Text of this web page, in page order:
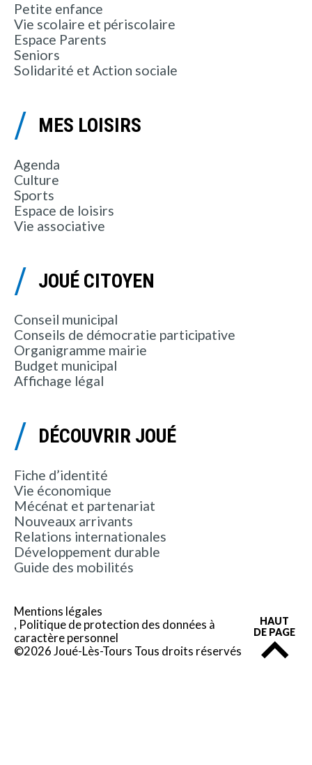
Petite enfance
Vie scolaire et périscolaire
Espace Parents
Seniors
Solidarité et Action sociale
MES LOISIRS
Agenda
Culture
Sports
Espace de loisirs
Vie associative
JOUÉ CITOYEN
Conseil municipal
Conseils de démocratie participative
Organigramme mairie
Budget municipal
Affichage légal
DÉCOUVRIR JOUÉ
Fiche d’identité
Vie économique
Mécénat et partenariat
Nouveaux arrivants
Relations internationales
Développement durable
Guide des mobilités
Mentions légales
Politique de protection des données à
caractère personnel
©2026 Joué-Lès-Tours Tous droits réservés
HAUT
DE PAGE